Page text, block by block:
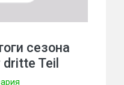
сезона
Teil